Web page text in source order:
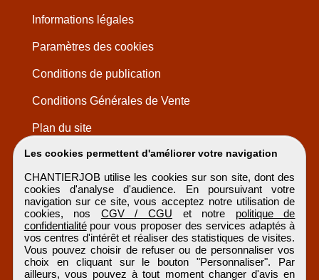
Les cookies permettent d'améliorer votre navigation
CHANTIERJOB utilise les cookies sur son site, dont des
cookies d'analyse d'audience. En poursuivant votre
navigation sur ce site, vous acceptez notre utilisation de
cookies, nos CGV / CGU et notre politique de
confidentialitépour vous proposer des services adaptés à
vos centres d'intérêt et réaliser des statistiques de visites.
Vous pouvez choisir de refuser ou de personnaliser vos
choix en cliquant sur le bouton "Personnaliser". Par
ailleurs, vous pouvez à tout moment changer d'avis en
Informations légales
Paramètres des cookies
Conditions de publication
Conditions Générales de Vente
Plan du site